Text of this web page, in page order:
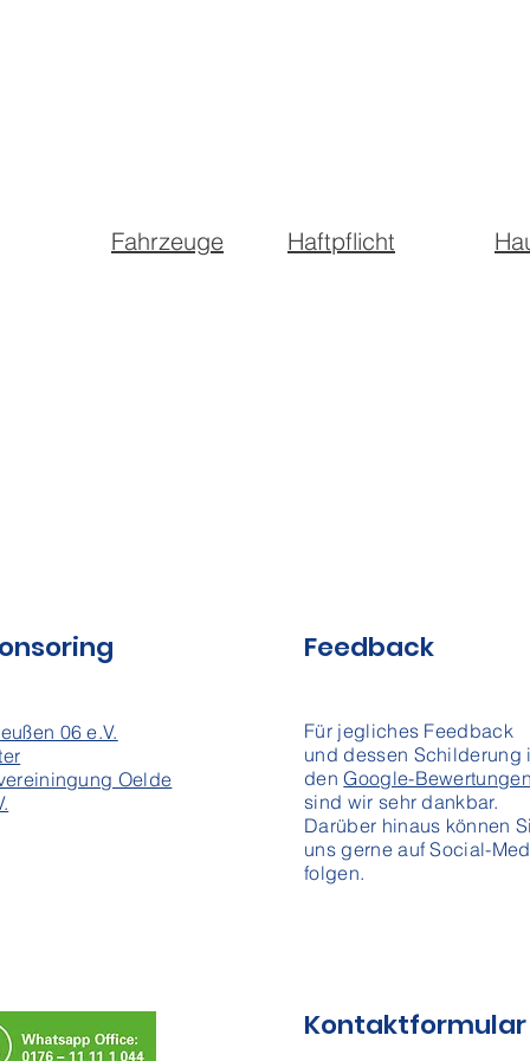
Fahrzeuge Haftpflicht
06 e.V.
Oelde
Feedback
Für jegliches Feedback
und dessen Schilderung
denGoogle-
sind wir sehr dankbar.
Darüber hinaus können
uns gerne auf Social-
folgen.
Kontaktformular